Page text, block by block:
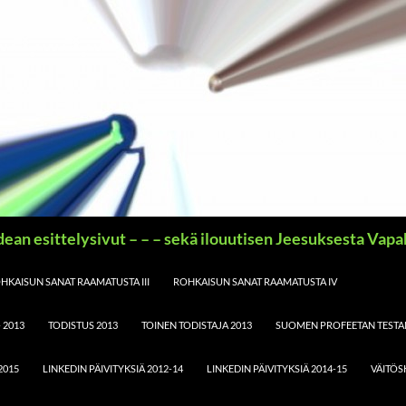
esittelysivut – – – sekä ilouutisen Jeesuksesta
SANAT RAAMATUSTA III ROHKAISUN SANAT RAAMATUSTA IV
2013 TODISTUS 2013 TOINEN TODISTAJA 2013 SUOMEN PROFEETAN
LINKEDIN PÄIVITYKSIÄ 2012-14 LINKEDIN PÄIVITYKSIÄ 2014-15